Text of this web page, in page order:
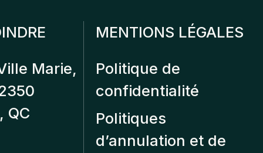
Marie,
QC
MENTIONS LÉGALES
Politique de
confidentialité
Politiques
d’annulation et de